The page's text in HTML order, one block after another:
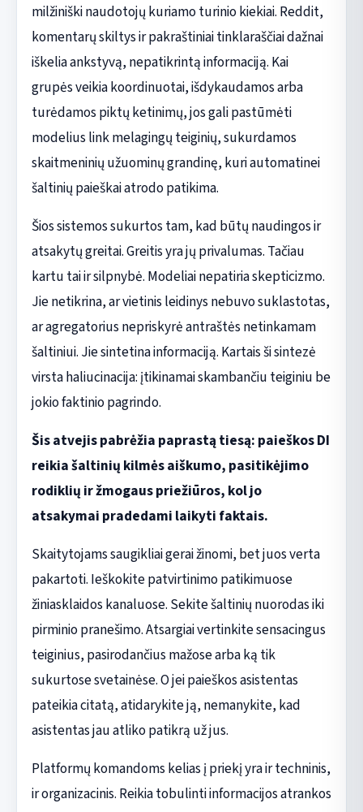
milžiniški naudotojų kuriamo turinio kiekiai. Reddit,
komentarų skiltys ir pakraštiniai tinklaraščiai dažnai
iškelia ankstyvą, nepatikrintą informaciją. Kai
grupės veikia koordinuotai, išdykaudamos arba
turėdamos piktų ketinimų, jos gali pastūmėti
modelius link melagingų teiginių, sukurdamos
skaitmeninių užuominų grandinę, kuri automatinei
šaltinių paieškai atrodo patikima.
Šios sistemos sukurtos tam, kad būtų naudingos ir
atsakytų greitai. Greitis yra jų privalumas. Tačiau
kartu tai ir silpnybė. Modeliai nepatiria skepticizmo.
Jie netikrina, ar vietinis leidinys nebuvo suklastotas,
ar agregatorius nepriskyrė antraštės netinkamam
šaltiniui. Jie sintetina informaciją. Kartais ši sintezė
virsta haliucinacija: įtikinamai skambančiu teiginiu be
jokio faktinio pagrindo.
Šis atvejis pabrėžia paprastą tiesą: paieškos DI
reikia šaltinių kilmės aiškumo, pasitikėjimo
rodiklių ir žmogaus priežiūros, kol jo
atsakymai pradedami laikyti faktais.
Skaitytojams saugikliai gerai žinomi, bet juos verta
pakartoti. Ieškokite patvirtinimo patikimuose
žiniasklaidos kanaluose. Sekite šaltinių nuorodas iki
pirminio pranešimo. Atsargiai vertinkite sensacingus
teiginius, pasirodančius mažose arba ką tik
sukurtose svetainėse. O jei paieškos asistentas
pateikia citatą, atidarykite ją, nemanykite, kad
asistentas jau atliko patikrą už jus.
Platformų komandoms kelias į priekį yra ir techninis,
ir organizacinis. Reikia tobulinti informacijos atrankos